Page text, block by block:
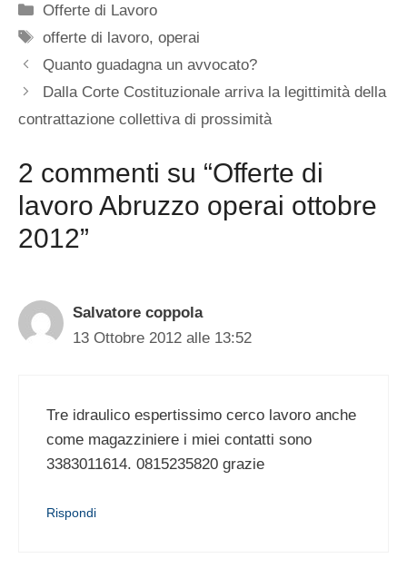
Categorie
Offerte di Lavoro
Tag
offerte di lavoro,operai
Quanto guadagna un avvocato?
Dalla Corte Costituzionale arriva la legittimità della
contrattazione collettiva di prossimità
2 commenti su “Offerte di
lavoro Abruzzo operai ottobre
2012”
Salvatore coppola
13 Ottobre 2012 alle 13:52
Tre idraulico espertissimo cerco lavoro anche
come magazziniere i miei contatti sono
3383011614. 0815235820 grazie
Rispondi